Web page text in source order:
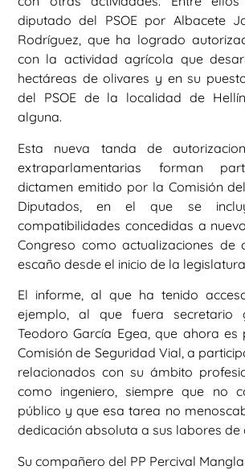
diputado del PSOE por Albacete
Rodríguez, que ha logrado
con la actividad agrícola que
hectáreas de olivares y en su
del PSOE de la localidad de
alguna.
Esta nueva tanda de
extraparlamentarias forman
dictamen emitido por la Comisión
Diputados, en el que se
compatibilidades concedidas a
Congreso como actualizaciones de
escaño desde el inicio de la
El informe, al que ha tenido
ejemplo, al que fuera secretario
Teodoro García Egea, que ahora es
Comisión de Seguridad Vial, a
relacionados con su ámbito
como ingeniero, siempre que no
público y que esa tarea no
dedicación absoluta a sus labores de
Su compañero del PP Percival